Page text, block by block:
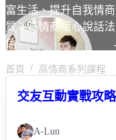
富生活、提升自我情
質 2.高情商暖心說話
係
首頁 高情商系列課程
交友互動實戰攻
A-Lun